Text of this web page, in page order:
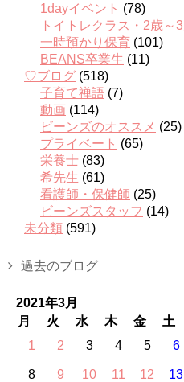
1dayイベント (78)
トイトレクラス・2歳～
一時預かり保育 (101)
BEANS卒業生 (11)
♡ブログ (518)
子育て禅語 (7)
動画 (114)
ビーンズのオススメ (25)
プライベート (65)
栄養士 (83)
希先生 (61)
看護師・保健師 (25)
ビーンズスタッフ (14)
未分類 (591)
過去のブログ
2021年3月
月
火 水 木 金 土
1
2 3 4 5 6
8 9 10 11 12 13